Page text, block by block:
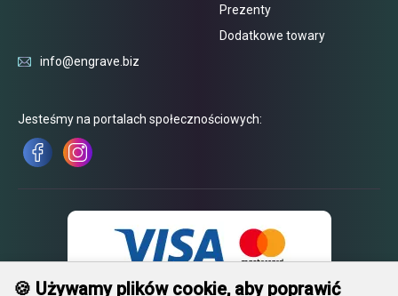
Prezenty
Dodatkowe towary
info@engrave.biz
Jesteśmy na portalach społecznościowych:
🍪 Używamy plików cookie, aby poprawić